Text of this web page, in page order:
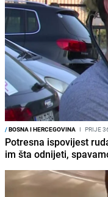
/BOSNA I HERCEGOVINA I PRIJE
Potresna ispovijest
im šta odnijeti,